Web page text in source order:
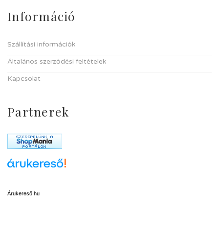
Információ
Szállítási információk
Általános szerződési feltételek
Kapcsolat
Partnerek
Árukereső.hu